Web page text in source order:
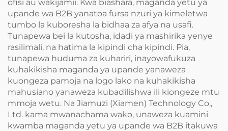
ofisi au wakijamii. Kwa biashara, maganda yetu ya
upande wa B2B yanatoa fursa nzuri ya kimeletwa
tumbo la kuboresha la bidhaa za afya na usafi.
Tunapewa bei la kutosha, idadi ya mashirika yenye
rasilimali, na hatima la kipindi cha kipindi. Pia,
tunapewa huduma za kuhariri, inayowafukuza
kuhakikisha maganda ya upande yanaweza
kuongeza pamoja na logo lako na kuhakikisha
mahusiano yanaweza kubadilishwa ili kiongeze mtu
mmoja wetu. Na Jiamuzi (Xiamen) Technology Co.,
Ltd. kama mwanachama wako, unaweza kuamini
kwamba maganda yetu ya upande wa B2B itakuwa